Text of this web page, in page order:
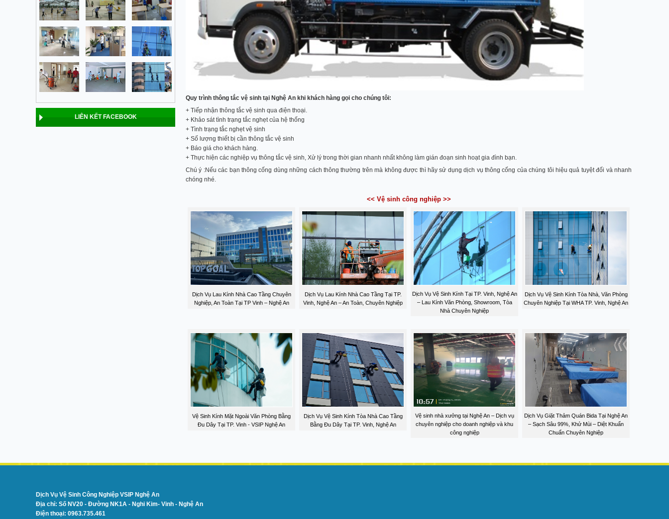
LIÊN KẾT FACEBOOK
Quy trình thông tắc vệ sinh tại Nghệ An khi khách hàng gọi cho chúng tôi:
+ Tiếp nhận thông tắc vệ sinh qua điện thoại.
+ Khảo sát tình trạng tắc nghẹt của hệ thống
+ Tình trạng tắc nghẹt vệ sinh
+ Số lượng thiết bị cần thông tắc vệ sinh
+ Báo giá cho khách hàng.
+ Thực hiện các nghiệp vụ thông tắc vệ sinh, Xử lý trong thời gian nhanh nhất không làm gián đoạn sinh hoạt gia đình bạn.
Chú ý :Nếu các bạn thông cống dùng những cách thông thường trên mà không được thì hãy sử dụng dịch vụ thông cống của chúng tôi hiệu quả tuyệt đối và nhanh
chóng nhé.
<< Vệ sinh công nghiệp >>
Dịch Vụ Lau Kính Nhà Cao Tầng Chuyên
Nghiệp, An Toàn Tại TP Vinh – Nghệ An
Dịch Vụ Lau Kính Nhà Cao Tầng Tại TP.
Vinh, Nghệ An – An Toàn, Chuyên Nghiệp
Dịch Vụ Vệ Sinh Kính Tại TP. Vinh, Nghệ An
– Lau Kính Văn Phòng, Showroom, Tòa
Nhà Chuyên Nghiệp
Dịch Vụ Vệ Sinh Kính Tòa Nhà, Văn Phòng
Chuyên Nghiệp Tại WHA TP. Vinh, Nghệ An
Vệ Sinh Kính Mặt Ngoài Văn Phòng Bằng
Đu Dây Tại TP. Vinh - VSIP Nghệ An
Dịch Vụ Vệ Sinh Kính Tòa Nhà Cao Tầng
Bằng Đu Dây Tại TP. Vinh, Nghệ An
Vệ sinh nhà xưởng tại Nghệ An – Dịch vụ
chuyên nghiệp cho doanh nghiệp và khu
công nghiệp
Dịch Vụ Giặt Thảm Quán Bida Tại Nghệ An
– Sạch Sâu 99%, Khử Mùi – Diệt Khuẩn
Chuẩn Chuyên Nghiệp
Dịch Vụ Vệ Sinh Công Nghiệp VSIP Nghệ An
Địa chỉ: Số NV20 - Đường NK1A - Nghi Kim- Vinh - Nghệ An
Điện thoại: 0963.735.461